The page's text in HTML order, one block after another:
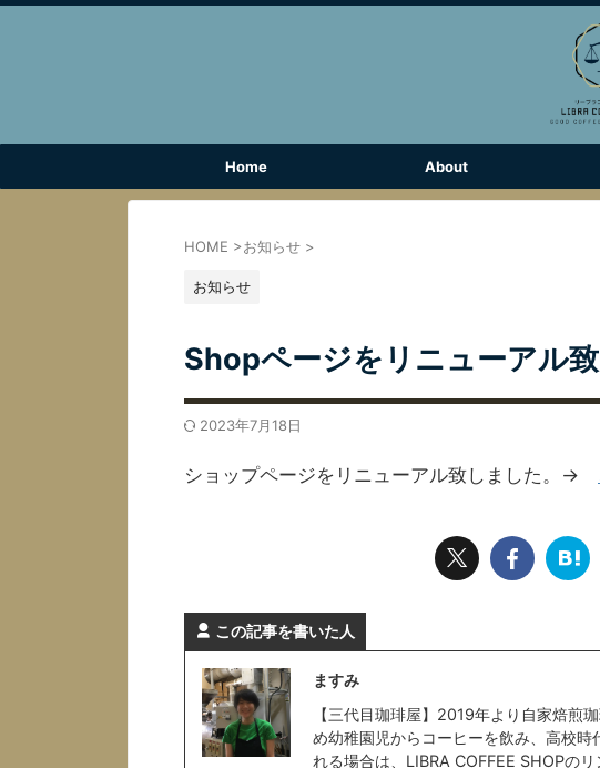
Home About
HOME >お知らせ >
お知らせ
Shopページをリニューアル致
2023年7月18日
ショップページをリニューアル致しました。→
この記事を書いた人
ますみ
【三代目珈琲屋】2019年より自家焙煎
め幼稚園児からコーヒーを飲み、高校
れる場合は、LIBRA COFFEE SHOPの